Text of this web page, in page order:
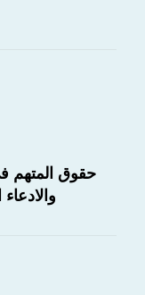
حقوق المتهم